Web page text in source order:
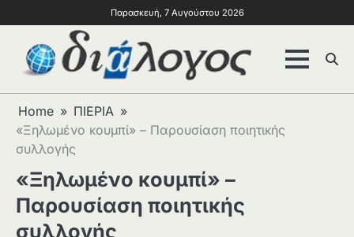
Παρασκευή, 7 Αυγούστου 2026
Home
ΠΙΕΡΙΑ
«Ξηλωμένο κουμπί» – Παρουσίαση ποιητικής
συλλογής
«Ξηλωμένο κουμπί» –
Παρουσίαση ποιητικής
συλλογής